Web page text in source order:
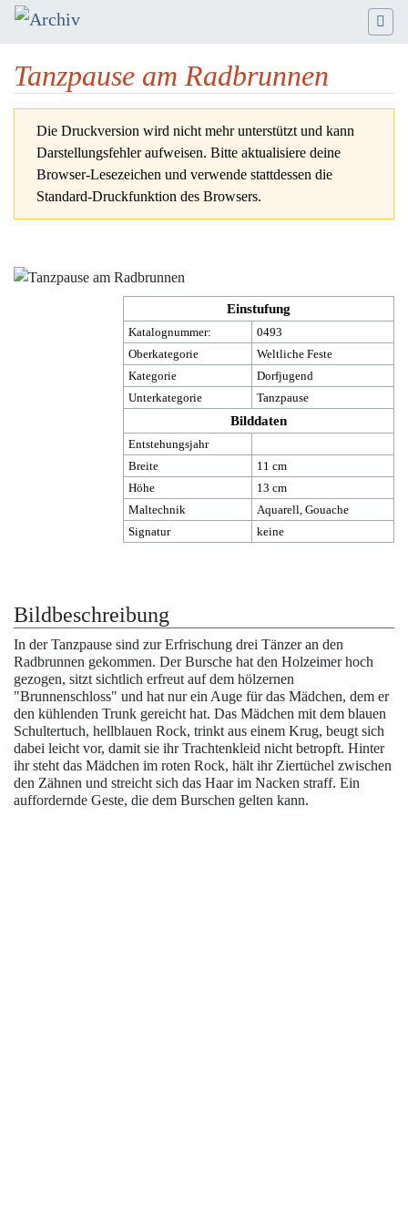
Tanzpause am Radbrunnen
Die Druckversion wird nicht mehr unterstützt und kann
Darstellungsfehler aufweisen. Bitte aktualisiere deine
Browser-Lesezeichen und verwende stattdessen die
Standard-Druckfunktion des Browsers.
Einstufung
Katalognummer:
0493
Oberkategorie
Weltliche Feste
Kategorie
Dorfjugend
Unterkategorie
Tanzpause
Bilddaten
Entstehungsjahr
Breite
11 cm
Höhe
13 cm
Maltechnik
Aquarell, Gouache
Signatur
keine
Bildbeschreibung
In der Tanzpause sind zur Erfrischung drei Tänzer an den
Radbrunnen gekommen. Der Bursche hat den Holzeimer hoch
gezogen, sitzt sichtlich erfreut auf dem hölzernen
"Brunnenschloss" und hat nur ein Auge für das Mädchen, dem er
den kühlenden Trunk gereicht hat. Das Mädchen mit dem blauen
Schultertuch, hellblauen Rock, trinkt aus einem Krug, beugt sich
dabei leicht vor, damit sie ihr Trachtenkleid nicht betropft. Hinter
ihr steht das Mädchen im roten Rock, hält ihr Ziertüchel zwischen
den Zähnen und streicht sich das Haar im Nacken straff. Ein
auffordernde Geste, die dem Burschen gelten kann.